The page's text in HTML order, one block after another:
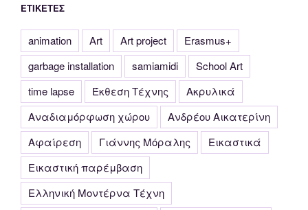
ΕΤΙΚΈΤΕΣ
animation Art Art project
Erasmus+
garbage installation
samiamidi
School Art
time lapse
Έκθεση Τέχνης
Ακρυλικά
Αναδιαμόρφωση χώρου
Ανδρέου Αικατερίνη
Αφαίρεση
Γιάννης Μόραλης
Εικαστικά
Εικαστική παρέμβαση
Ελληνική Μοντέρνα Τέχνη